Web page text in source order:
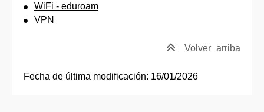
WiFi - eduroam
VPN
Volver arriba
Fecha de última modificación: 16/01/2026